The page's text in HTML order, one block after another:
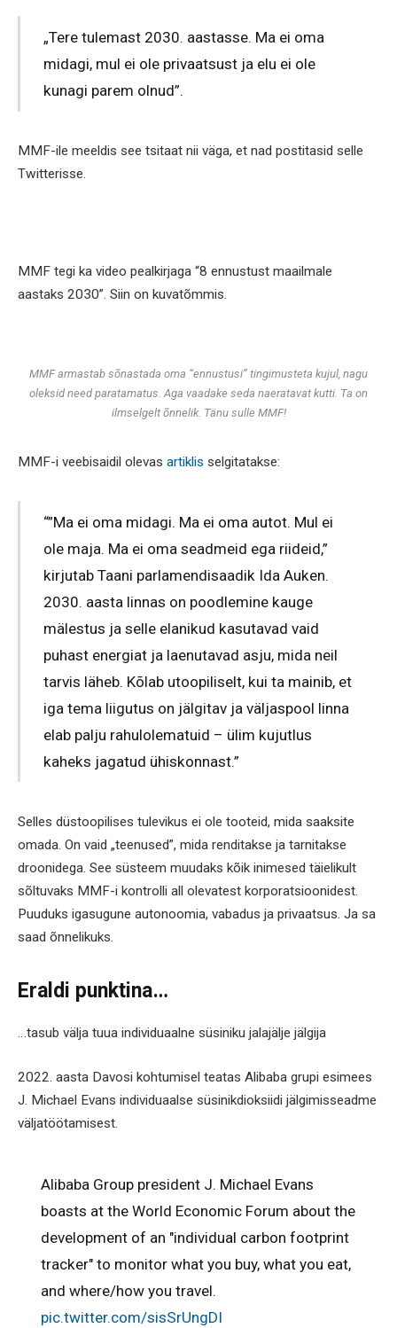
„Tere tulemast 2030. aastasse. Ma ei oma
midagi, mul ei ole privaatsust ja elu ei ole
kunagi parem olnud”.
MMF-ile meeldis see tsitaat nii väga, et nad postitasid selle
Twitterisse.
MMF tegi ka video pealkirjaga “8 ennustust maailmale
aastaks 2030”. Siin on kuvatõmmis.
MMF armastab sõnastada oma “ennustusi” tingimusteta kujul, nagu
oleksid need paratamatus. Aga vaadake seda naeratavat kutti. Ta on
ilmselgelt õnnelik. Tänu sulle MMF!
MMF-i veebisaidil olevas artiklis selgitatakse:
“”Ma ei oma midagi. Ma ei oma autot. Mul ei
ole maja. Ma ei oma seadmeid ega riideid,”
kirjutab Taani parlamendisaadik Ida Auken.
2030. aasta linnas on poodlemine kauge
mälestus ja selle elanikud kasutavad vaid
puhast energiat ja laenutavad asju, mida neil
tarvis läheb. Kõlab utoopiliselt, kui ta mainib, et
iga tema liigutus on jälgitav ja väljaspool linna
elab palju rahulolematuid – ülim kujutlus
kaheks jagatud ühiskonnast.”
Selles düstoopilises tulevikus ei ole tooteid, mida saaksite
omada. On vaid „teenused”, mida renditakse ja tarnitakse
droonidega. See süsteem muudaks kõik inimesed täielikult
sõltuvaks MMF-i kontrolli all olevatest korporatsioonidest.
Puuduks igasugune autonoomia, vabadus ja privaatsus. Ja sa
saad õnnelikuks.
Eraldi punktina…
…tasub välja tuua individuaalne süsiniku jalajälje jälgija
2022. aasta Davosi kohtumisel teatas Alibaba grupi esimees
J. Michael Evans individuaalse süsinikdioksiidi jälgimisseadme
väljatöötamisest.
Alibaba Group president J. Michael Evans
boasts at the World Economic Forum about the
development of an "individual carbon footprint
tracker" to monitor what you buy, what you eat,
and where/how you travel.
pic.twitter.com/sisSrUngDI